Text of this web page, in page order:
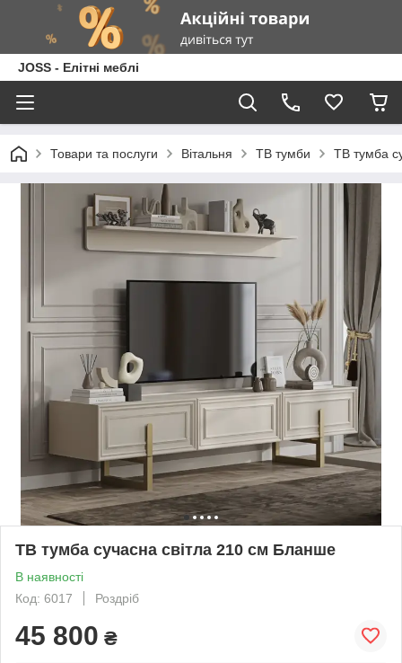
JOSS - Елітні меблі
Товари та послуги Вітальня ТВ тумби ТВ тумба
ТВ тумба сучасна світла 210 см Бланше
В наявності
Код: 6017
Роздріб
45 800 ₴